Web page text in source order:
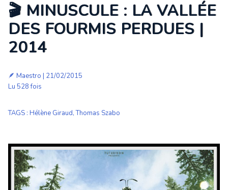
🎬 MINUSCULE : LA VALLÉE
DES FOURMIS PERDUES |
2014
🪶 Maestro | 21/02/2015
Lu 528 fois
TAGS : Hélène Giraud,Thomas Szabo